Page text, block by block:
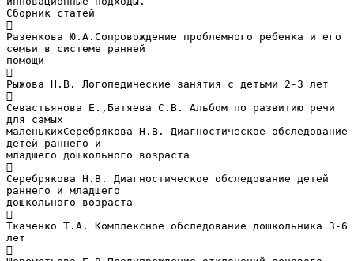
Сборник статей

Разенкова Ю.А.Сопровождение проблемного ребенка и его
семьи в системе ранней
помощи

Рыжова Н.В. Логопедические занятия с детьми 2-3 лет

Севастьянова Е.,Батяева С.В. Альбом по развитию речи
для самых
маленькихСеребрякова Н.В. Диагностическое обследование
детей раннего и
младшего дошкольного возраста

Серебрякова Н.В. Диагностическое обследование детей
раннего и младшего
дошкольного возраста

Ткаченко Т.А. Комплексное обследование дошкольника 3-6
лет
